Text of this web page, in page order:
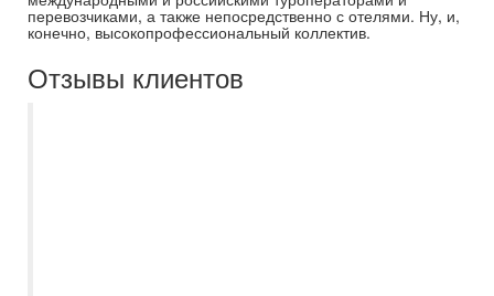
перевозчиками, а также непосредственно с отелями. Ну, и,
конечно, высокопрофессиональный коллектив.
Отзывы клиентов